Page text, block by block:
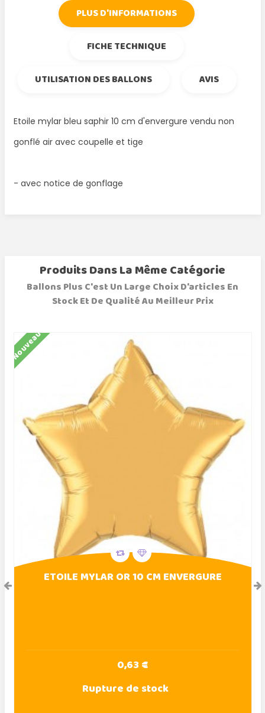
PLUS D'INFORMATIONS
FICHE TECHNIQUE
UTILISATION DES BALLONS
AVIS
Etoile mylar bleu saphir 10 cm d'envergure vendu non
gonflé air avec coupelle et tige
- avec notice de gonflage
Produits Dans La Même Catégorie
Ballons Plus C'est Un Large Choix D'articles En
Stock Et De Qualité Au Meilleur Prix
Nouveau
ETOILE MYLAR OR 10 CM ENVERGURE
0,63 €
Rupture de stock